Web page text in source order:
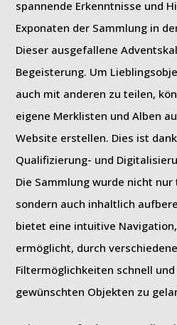
spannende Erkenntnisse und
Exponaten der Sammlung in
Dieser ausgefallene
Begeisterung. Um
auch mit anderen zu teilen,
eigene Merklisten und Alben
Website erstellen. Dies ist
Qualifizierung- und
Die Sammlung wurde nicht
sondern auch inhaltlich
bietet eine intuitive
ermöglicht, durch
Filtermöglichkeiten schnell
gewünschten Objekten zu